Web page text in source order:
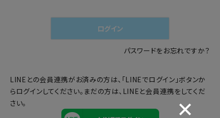
)
ログイン
パスワードをお忘れですか？
LINEとの会員連携がお済みの方は、「LINEでログイン」ボタンか
らログインしてください。まだの方は、 LINEと会員連携をしてくだ
さい。